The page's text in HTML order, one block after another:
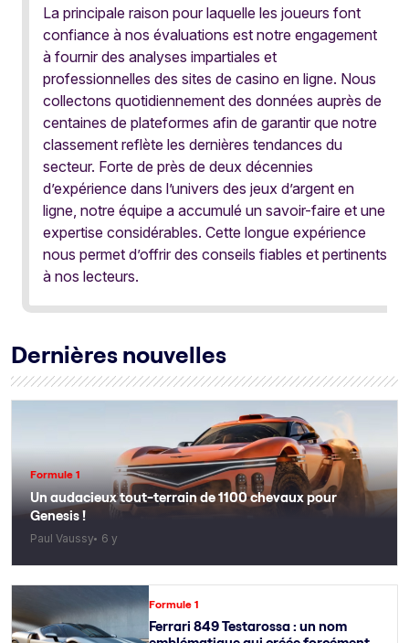
La principale raison pour laquelle les joueurs font
confiance à nos évaluations est notre engagement
à fournir des analyses impartiales et
professionnelles des sites de casino en ligne. Nous
collectons quotidiennement des données auprès de
centaines de plateformes afin de garantir que notre
classement reflète les dernières tendances du
secteur. Forte de près de deux décennies
d’expérience dans l’univers des jeux d’argent en
ligne, notre équipe a accumulé un savoir-faire et une
expertise considérables. Cette longue expérience
nous permet d’offrir des conseils fiables et pertinents
à nos lecteurs.
Dernières nouvelles
Formule 1
Un audacieux tout-terrain de 1100 chevaux pour
Genesis !
Paul Vaussy 6 y
Formule 1
Ferrari 849 Testarossa : un nom